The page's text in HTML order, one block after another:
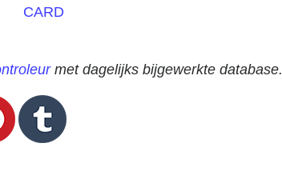
CARD
met dagelijks bijgewerkte database.